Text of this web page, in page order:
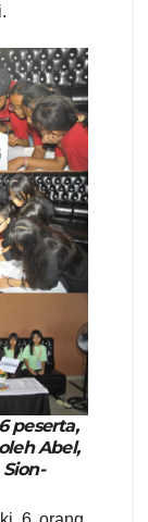
peserta,
Abel,
Sion-